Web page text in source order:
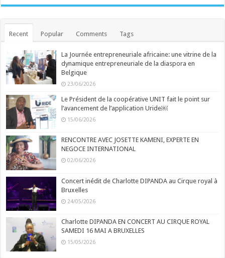
Recent Popular Comments Tags
La Journée entrepreneuriale africaine: une vitrine de la
dynamique entrepreneuriale de la diaspora en
Belgique
23/06/2026
Le Président de la coopérative UNIT fait le point sur
l’avancement de l’application Uride￼
15/06/2026
RENCONTRE AVEC JOSETTE KAMENI, EXPERTE EN
NEGOCE INTERNATIONAL
02/06/2026
Concert inédit de Charlotte DIPANDA au Cirque royal à
Bruxelles
24/05/2026
Charlotte DIPANDA EN CONCERT AU CIRQUE ROYAL
SAMEDI 16 MAI A BRUXELLES
15/05/2026